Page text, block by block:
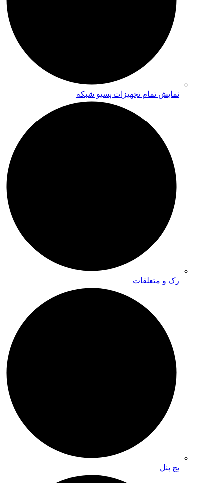
نمایش تمام تجهیزات پسیو شبکه
رک و متعلقات
پچ پنل